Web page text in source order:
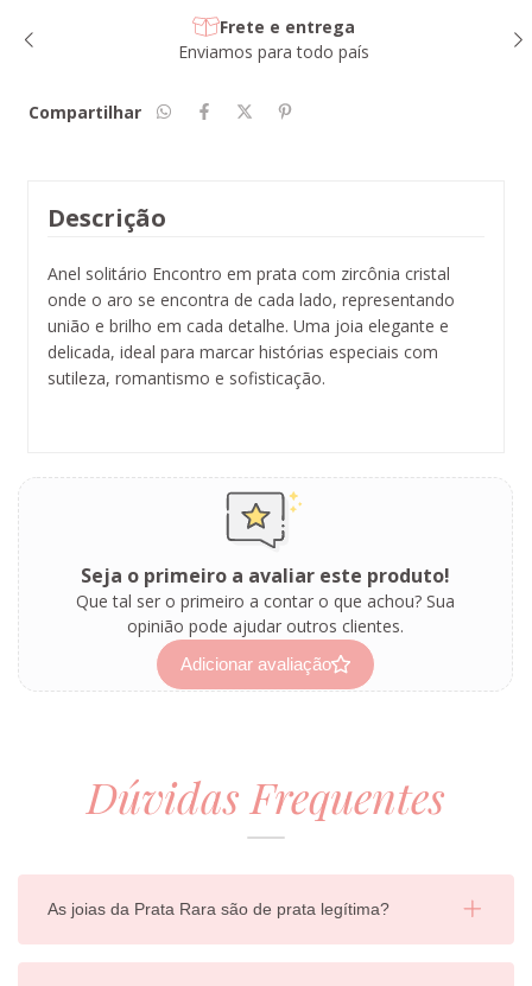
Frete e entrega
Enviamos para todo país
Compartilhar
Descrição
Anel solitário Encontro em prata com zircônia cristal
onde o aro se encontra de cada lado, representando
união e brilho em cada detalhe. Uma joia elegante e
delicada, ideal para marcar histórias especiais com
sutileza, romantismo e sofisticação.
Seja o primeiro a avaliar este produto!
Que tal ser o primeiro a contar o que achou? Sua
opinião pode ajudar outros clientes.
Adicionar avaliação
Dúvidas Frequentes
As joias da Prata Rara são de prata legítima?